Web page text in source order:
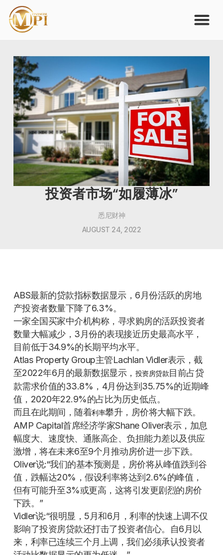
投资者市场“如履薄冰”
悉尼财神
AUGUST 24, 2022
ABS最新的贷款指标数据显示，6月份活跃的房地
产投资者数量下降了6.3%。
一家全国买家中介机构称，寻求购房的活跃投资者
数量大幅减少，3月份的表现接近历史最高水平，
目前低于34.9%的长期平均水平。
Atlas Property Group主管Lachlan Vidler表示，截
至2022年6月的最新数据显示， 投资房贷款目前占贷
款需求价值的33.8%，4月份达到35.75%的近期峰
值，2020年22.9%的占比为历史低点。
而且在此期间，随着利率攀升，房价将大幅下跌。
AMP Capital首席经济学家Shane Oliver表示，加息
幅度大、速度快、通胀高企、负担能力差以及供应
激增，将在未来6至9个月推动房价进一步下跌。
Oliver说:“我们的基本预测是，房价将从峰值跌到谷
值，跌幅达20%，假设利率将达到2.6%的峰值，
但有可能升至3%或更高，这将引发更剧烈的房价
下跌。”
Vidler说:“很明显，5月和6月，利率的快速上调不仅
影响了投资房贷款还打击了投资者信心。自6月以
来，利率已连续三个月上调，我们必须承认投资者